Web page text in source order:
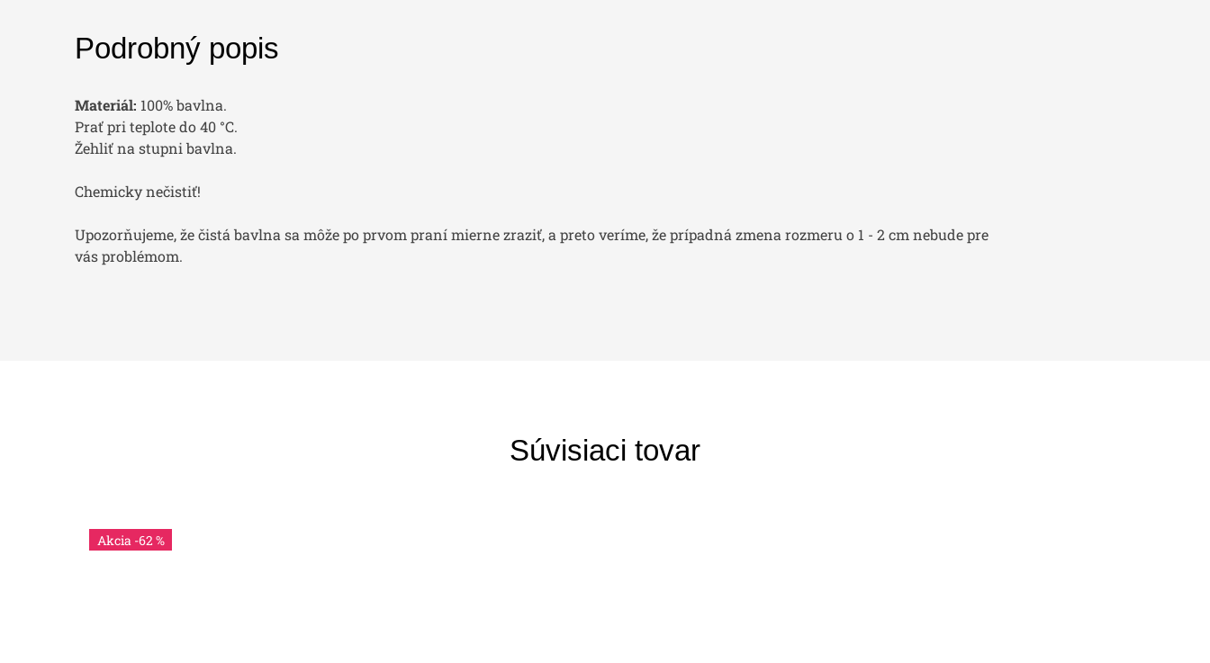
Podrobný popis
Materiál: 100% bavlna.
Prať pri teplote do 40 °C.
Žehliť na stupni bavlna.
Chemicky nečistiť!
Upozorňujeme, že čistá bavlna sa môže po prvom praní mierne zraziť, a preto veríme, že prípadná zmena rozmeru o 1 - 2 cm nebude pre
vás problémom.
Súvisiaci tovar
-62 %